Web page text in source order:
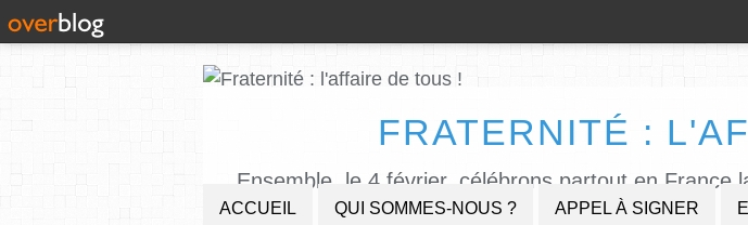
FRATERNITÉ :
Ensemble, le 4 février, célébrons partout en France
ACCUEIL QUI SOMMES-NOUS ? APPEL À SIGNER